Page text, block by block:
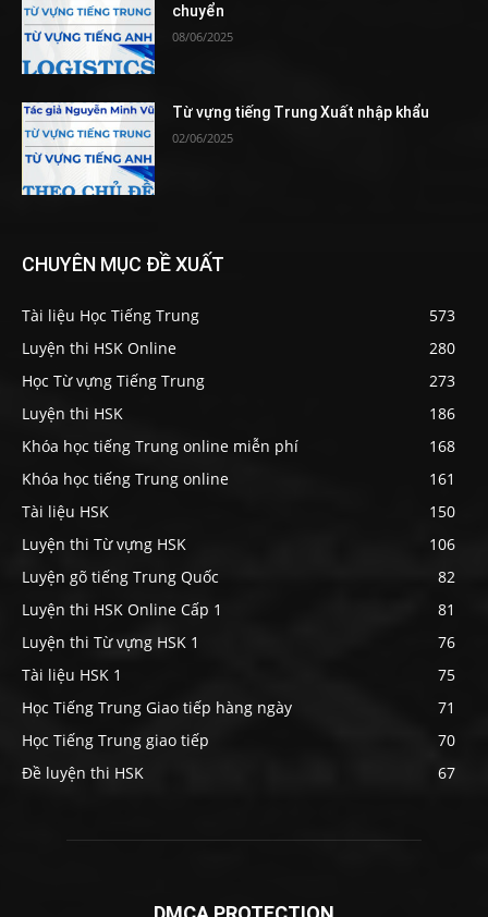
chuyển
08/06/2025
Từ vựng tiếng Trung Xuất nhập khẩu
02/06/2025
CHUYÊN MỤC ĐỀ XUẤT
Tài liệu Học Tiếng Trung
573
Luyện thi HSK Online
280
Học Từ vựng Tiếng Trung
273
Luyện thi HSK
186
Khóa học tiếng Trung online miễn phí
168
Khóa học tiếng Trung online
161
Tài liệu HSK
150
Luyện thi Từ vựng HSK
106
Luyện gõ tiếng Trung Quốc
82
Luyện thi HSK Online Cấp 1
81
Luyện thi Từ vựng HSK 1
76
Tài liệu HSK 1
75
Học Tiếng Trung Giao tiếp hàng ngày
71
Học Tiếng Trung giao tiếp
70
Đề luyện thi HSK
67